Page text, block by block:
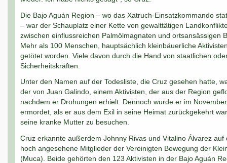
Die Bajo Aguán Region – wo das Xatruch-Einsatzkommando
– war der Schauplatz einer Kette von gewalttätigen
zwischen einflussreichen Palmölmagnaten und ortsansässigen
Mehr als 100 Menschen, hauptsächlich kleinbäuerliche
getötet worden. Viele davon durch die Hand von staatlichen
Sicherheitskräften.
Unter den Namen auf der Todesliste, die Cruz gesehen hatte,
der von Juan Galindo, einem Aktivisten, der aus der Region
nachdem er Drohungen erhielt. Dennoch wurde er im
ermordet, als er aus dem Exil in seine Heimat zurückgekehrt
seine kranke Mutter zu besuchen.
Cruz erkannte außerdem Johnny Rivas und Vitalino Álvarez auf
hoch angesehene Mitglieder der Vereinigten Bewegung der
(Muca). Beide gehörten den 123 Aktivisten in der Bajo Aguán